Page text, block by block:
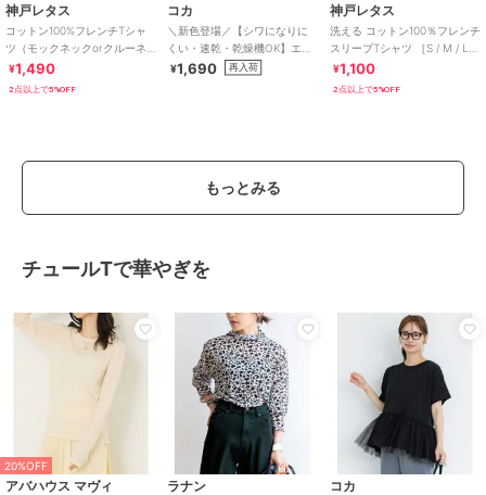
神戸レタス
コットン100%フレンチTシャ
ツ（モックネックorクルーネ
ック） [C4819]
¥1,490
2点以上で5%OFF
コカ
＼新色登場／【シワになりに
くい・速乾・乾燥機OK】エン
ボスドルマントップス 全5色
¥1,690 再入荷
神戸レタス
洗える コットン100％フレンチ
スリーブTシャツ ［S / M / L］
[C5106]
¥1,100
2点以上で5%OFF
もっとみる
チュールTで華やぎを
20%OFF
アバハウス マヴィ ラナン コカ